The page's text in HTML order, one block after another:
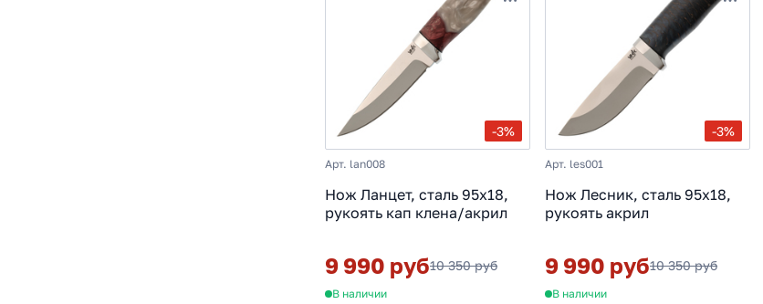
-3%
Арт. lan008
Нож Ланцет, сталь 95х18,
рукоять кап клена/акрил
9 990 руб10 350 руб
В наличии
-3%
Арт. les001
Нож Лесник, сталь 95х18,
рукоять акрил
9 990 руб10 350 руб
В наличии